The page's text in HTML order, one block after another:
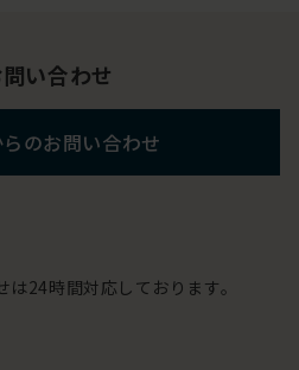
い合わせ
のお問い合わせ
24時間対応しております。